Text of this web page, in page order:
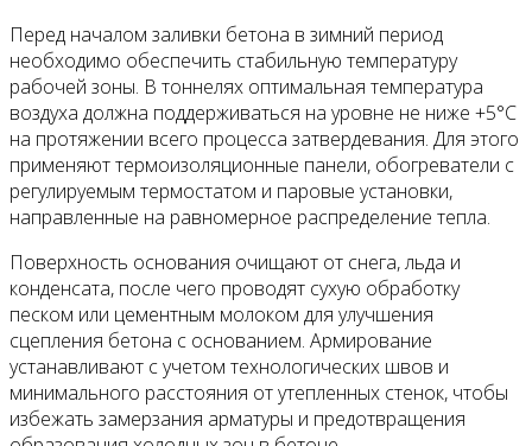
Перед началом заливки бетона в зимний период
необходимо обеспечить стабильную температуру
рабочей зоны. В тоннелях оптимальная температура
воздуха должна поддерживаться на уровне не ниже +5°С
на протяжении всего процесса затвердевания. Для этого
применяют термоизоляционные панели, обогреватели с
регулируемым термостатом и паровые установки,
направленные на равномерное распределение тепла.
Поверхность основания очищают от снега, льда и
конденсата, после чего проводят сухую обработку
песком или цементным молоком для улучшения
сцепления бетона с основанием. Армирование
устанавливают с учетом технологических швов и
минимального расстояния от утепленных стенок, чтобы
избежать замерзания арматуры и предотвращения